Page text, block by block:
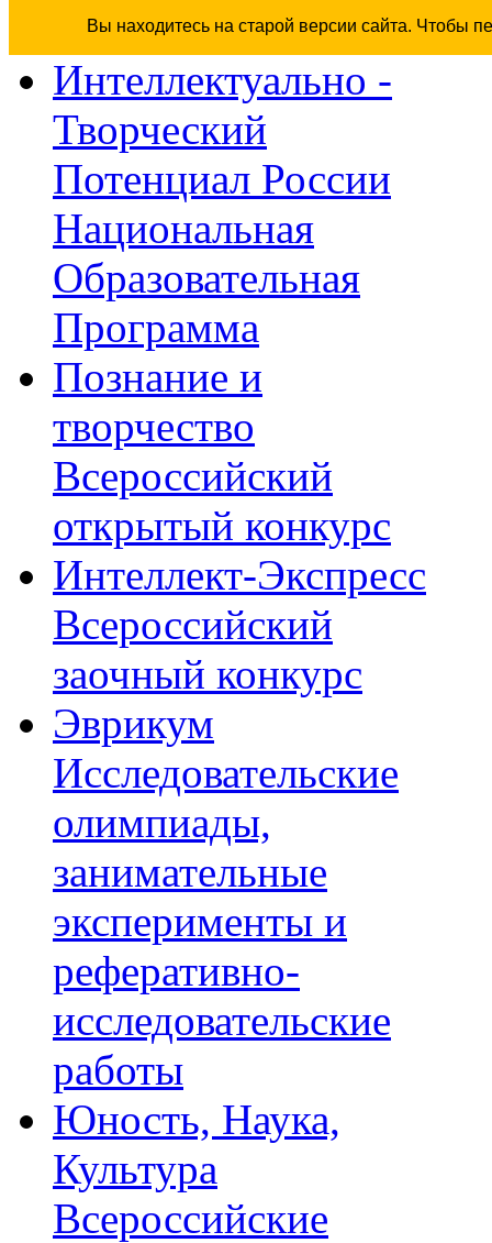
Вы находитесь на старой версии сайта. Чтобы
Интеллектуально -
Творческий
Потенциал России
Национальная
Образовательная
Программа
Познание и
творчество
Всероссийский
открытый конкурс
Интеллект-Экспресс
Всероссийский
заочный конкурс
Эврикум
Исследовательские
олимпиады,
занимательные
эксперименты и
реферативно-
исследовательские
работы
Юность, Наука,
Культура
Всероссийские